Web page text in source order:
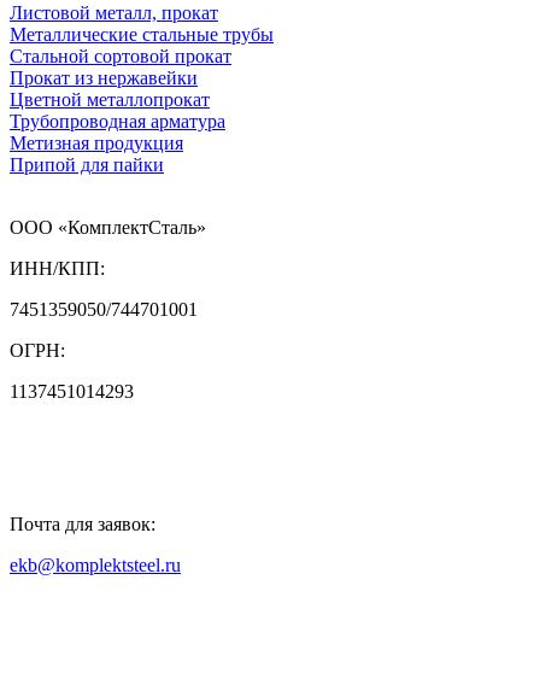
Листовой металл, прокат
Металлические стальные трубы
Стальной сортовой прокат
Прокат из нержавейки
Цветной металлопрокат
Трубопроводная арматура
Метизная продукция
Припой для пайки
ООО «КомплектСталь»
ИНН/КПП:
7451359050/744701001
ОГРН:
1137451014293
Почта для заявок:
ekb@komplektsteel.ru